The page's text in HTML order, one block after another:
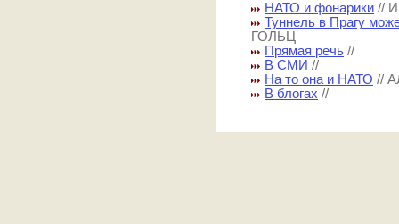
НАТО и фонарики //
Туннель в Прагу
ГОЛЬЦ
Прямая речь //
В СМИ //
На то она и НАТО //
В блогах //